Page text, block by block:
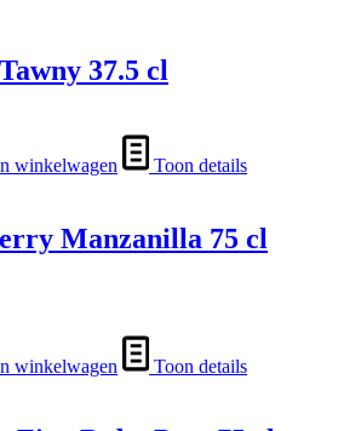
37.5 cl
winkelwagen Toon details
Manzanilla 75 cl
winkelwagen Toon details